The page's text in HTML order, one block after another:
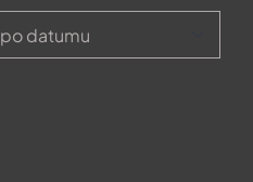
po datumu